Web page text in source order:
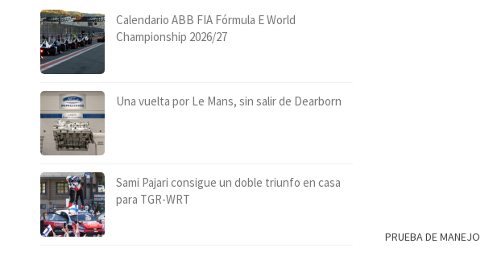
Calendario ABB FIA Fórmula E World
Championship 2026/27
Una vuelta por Le Mans, sin salir de Dearborn
Sami Pajari consigue un doble triunfo en casa
para TGR-WRT
PRUEBA DE MANEJO